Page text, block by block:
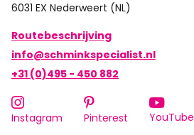
6031 EX Nederweert (NL)
Routebeschrijving
info@schminkspecialist.nl
+31 (0)495 - 450 882
Instagram Pinterest YouTube